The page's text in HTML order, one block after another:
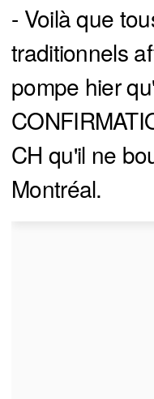
- Voilà que
traditionnels
pompe hier
CH qu'il ne
Montréal.